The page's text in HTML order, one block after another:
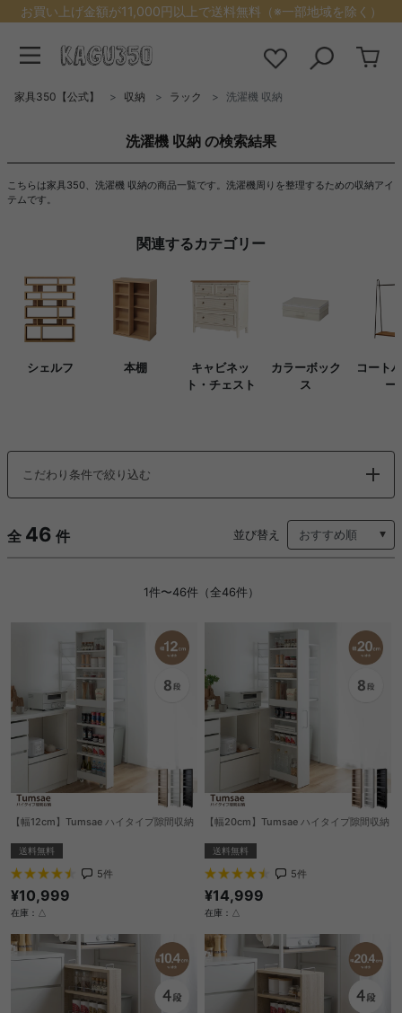
お買い上げ金額が11,000円以上で送料無料（※一部地域を除く）
家具350【公式】 収納 ラック 洗濯機 収納
洗濯機 収納 の検索結果
こちらは家具350、洗濯機 収納の商品一覧です。洗濯機周りを整理するための収納アイ
テムです。
関連するカテゴリー
シェルフ 本棚
キャビネッ
ト・チェスト
カラーボック
ス
コート
ー
こだわり条件で絞り込む
全 46 件 並び替え
1件〜46件（全46件）
【幅12cm】Tumsae ハイタイプ隙間収納
送料無料
5件
¥10,999
在庫：△
【幅20cm】Tumsae ハイタイプ隙間収納
送料無料
5件
¥14,999
在庫：△